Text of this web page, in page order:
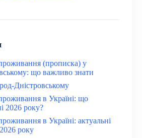
(прописка) у
що важливо знати
Дністровському
в Україні: що
2026 року?
в Україні: актуальні
року